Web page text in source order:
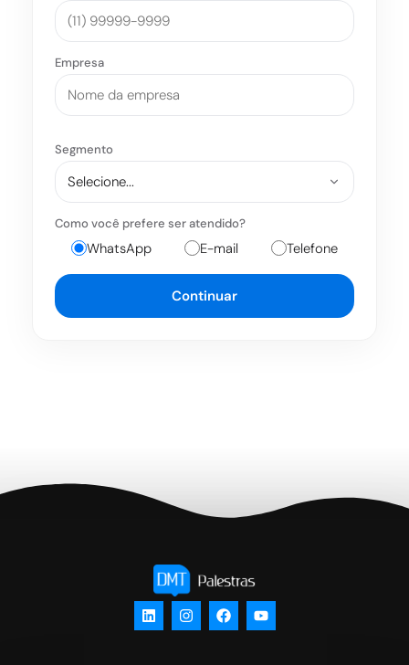
Empresa
Segmento
Como você prefere ser atendido?
WhatsApp E-mail Telefone
Continuar